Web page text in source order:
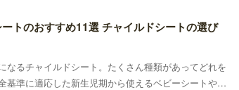
トのおすすめ11選 チャイルドシートの選び
なるチャイルドシート。たくさん種類があってどれを
基準に適応した新生児期から使えるベビーシートや、